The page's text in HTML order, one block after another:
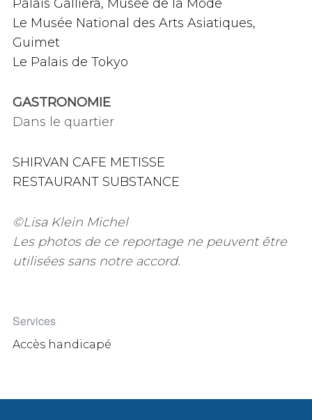
Palais Galliera, Musée de la Mode
Le Musée National des Arts Asiatiques,
Guimet
Le Palais de Tokyo
GASTRONOMIE
Dans le quartier
SHIRVAN CAFE METISSE
RESTAURANT SUBSTANCE
©Lisa Klein Michel
Les photos de ce reportage ne peuvent être
utilisées sans notre accord.
Services
Accès handicapé